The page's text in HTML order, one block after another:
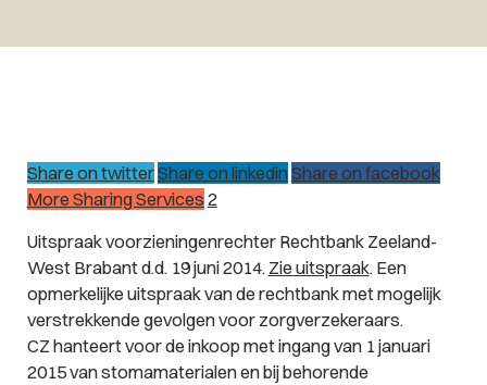
Share on twitterShare on linkedin Share on facebook
More Sharing Services 2
Uitspraak voorzieningenrechter Rechtbank Zeeland-
West Brabant d.d. 19 juni 2014. Zie uitspraak. Een
opmerkelijke uitspraak van de rechtbank met mogelijk
verstrekkende gevolgen voor zorgverzekeraars.
CZ hanteert voor de inkoop met ingang van 1 januari
2015 van stomamaterialen en bij behorende